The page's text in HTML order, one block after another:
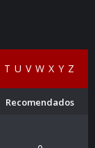
T U V W X Y Z
Recomendados